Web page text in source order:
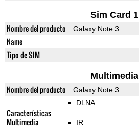
Sim Card 1
Nombre del producto Galaxy Note 3
Name
Tipo de SIM
Multimedia
Nombre del producto Galaxy Note 3
Características
Multimedia
DLNA
IR